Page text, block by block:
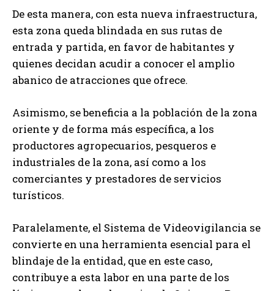
De esta manera, con esta nueva infraestructura,
esta zona queda blindada en sus rutas de
entrada y partida, en favor de habitantes y
quienes decidan acudir a conocer el amplio
abanico de atracciones que ofrece.
Asimismo, se beneficia a la población de la zona
oriente y de forma más específica, a los
productores agropecuarios, pesqueros e
industriales de la zona, así como a los
comerciantes y prestadores de servicios
turísticos.
Paralelamente, el Sistema de Videovigilancia se
convierte en una herramienta esencial para el
blindaje de la entidad, que en este caso,
contribuye a esta labor en una parte de los